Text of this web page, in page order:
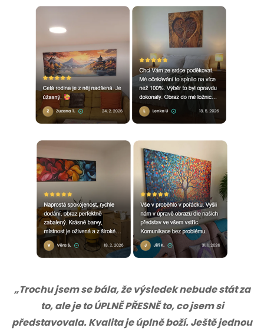
„Trochu jsem se bála, že výsledek nebude stát za
to, ale je to ÚPLNĚ PŘESNĚ to, co jsem si
představovala. Kvalita je úplně boží. Ještě jednou